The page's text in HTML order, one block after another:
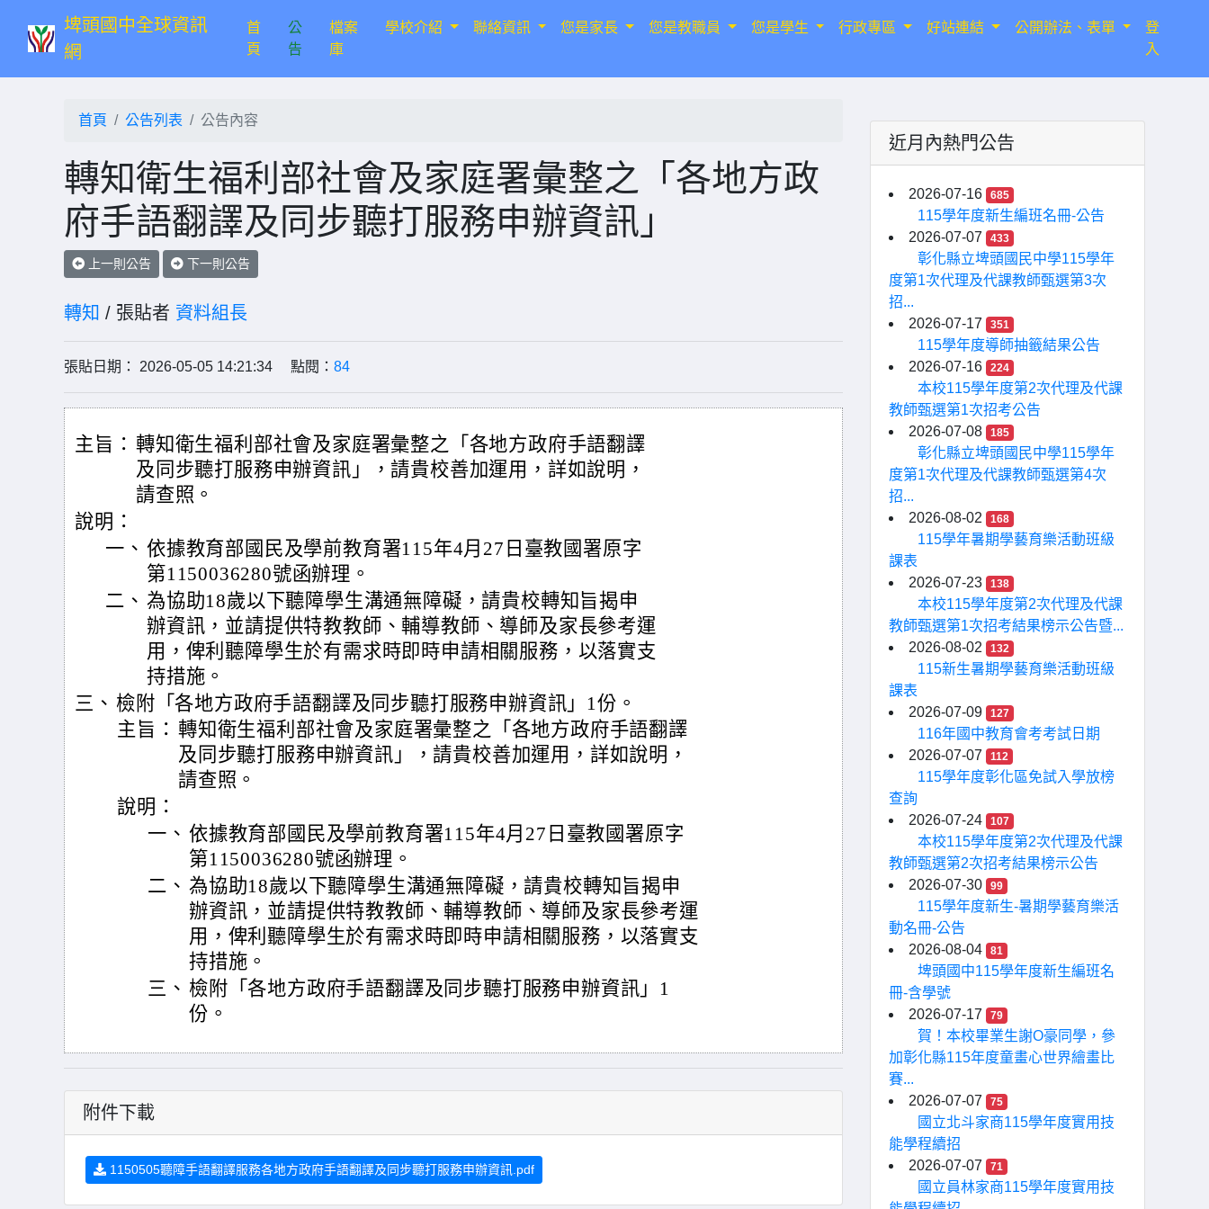
埤頭國中全球資訊
網
首
頁(current)
公
告
檔案
庫
學校介紹 聯絡資訊 您是家長 您是教職員 您是學生 行政專區 好站連結 公開辦法、表單
登
入
首頁 公告列表 公告內容
轉知衛生福利部社會及家庭署彙整之「各地方政
府手語翻譯及同步聽打服務申辦資訊」
上一則公告 下一則公告
轉知 / 張貼者 資料組長
張貼日期： 2026-05-05 14:21:34 點閱： 84
主旨： 轉知衛生福利部社會及家庭署彙整之「各地方政府手語翻譯
及同步聽打服務申辦資訊」，請貴校善加運用，詳如說明，
請查照。
說明：
一、 依據教育部國民及學前教育署115年4月27日臺教國署原字
第1150036280號函辦理。
二、 為協助18歲以下聽障學生溝通無障礙，請貴校轉知旨揭申
辦資訊，並請提供特教教師、輔導教師、導師及家長參考運
用，俾利聽障學生於有需求時即時申請相關服務，以落實支
持措施。
三、 檢附「各地方政府手語翻譯及同步聽打服務申辦資訊」1份。
主旨： 轉知衛生福利部社會及家庭署彙整之「各地方政府手語翻譯
及同步聽打服務申辦資訊」，請貴校善加運用，詳如說明，
請查照。
說明：
一、 依據教育部國民及學前教育署115年4月27日臺教國署原字
第1150036280號函辦理。
二、 為協助18歲以下聽障學生溝通無障礙，請貴校轉知旨揭申
辦資訊，並請提供特教教師、輔導教師、導師及家長參考運
用，俾利聽障學生於有需求時即時申請相關服務，以落實支
持措施。
三、 檢附「各地方政府手語翻譯及同步聽打服務申辦資訊」1
份。
附件下載
1150505聽障手語翻譯服務各地方政府手語翻譯及同步聽打服務申辦資訊.pdf
近月內熱門公告
2026-07-16 685
115學年度新生編班名冊-公告
2026-07-07
433
彰化縣立埤頭國民中學115學年
度第1次代理及代課教師甄選第3次
招...
2026-07-17
351
115學年度導師抽籤結果公告
2026-07-16
224
本校115學年度第2次代理及代課
教師甄選第1次招考公告
2026-07-08
185
彰化縣立埤頭國民中學115學年
度第1次代理及代課教師甄選第4次
招...
2026-08-02
168
115學年暑期學藝育樂活動班級
課表
2026-07-23
138
本校115學年度第2次代理及代課
教師甄選第1次招考結果榜示公告暨...
2026-08-02
132
115新生暑期學藝育樂活動班級
課表
2026-07-09
127
116年國中教育會考考試日期
2026-07-07
112
115學年度彰化區免試入學放榜
查詢
2026-07-24
107
本校115學年度第2次代理及代課
教師甄選第2次招考結果榜示公告
2026-07-30
99
115學年度新生-暑期學藝育樂活
動名冊-公告
2026-08-04
81
埤頭國中115學年度新生編班名
冊-含學號
2026-07-17
79
賀！本校畢業生謝O豪同學，參
加彰化縣115年度童畫心世界繪畫比
賽...
2026-07-07
75
國立北斗家商115學年度實用技
能學程續招
2026-07-07
71
國立員林家商115學年度實用技